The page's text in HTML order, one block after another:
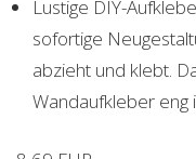
Lustige DIY-
sofortige
abzieht und klebt.
Wandaufkleber eng